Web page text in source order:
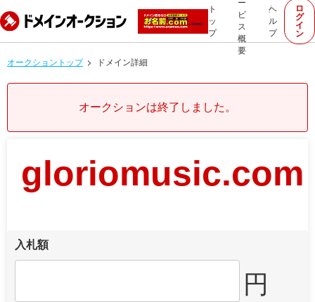
ト
ッ
プ
ー
ビ
ス
概
要
ヘ
ル
プ
ロ
グ
イ
ン
オークショントップ ドメイン詳細
オークションは終了しました。
gloriomusic.com
入札額
円